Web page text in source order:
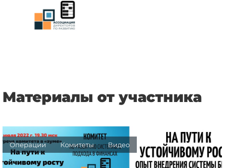
Материалы от участника
Операции Комитеты Видео